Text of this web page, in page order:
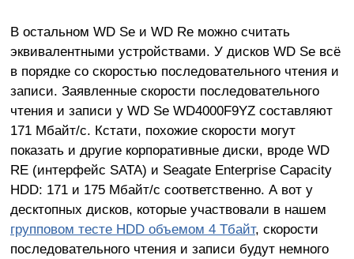
В остальном WD Se и WD Re можно считать
эквивалентными устройствами. У дисков WD Se всё
в порядке со скоростью последовательного чтения и
записи. Заявленные скорости последовательного
чтения и записи у WD Se WD4000F9YZ составляют
171 Мбайт/с. Кстати, похожие скорости могут
показать и другие корпоративные диски, вроде WD
RE (интерфейс SATA) и Seagate Enterprise Capacity
HDD: 171 и 175 Мбайт/с соответственно. А вот у
десктопных дисков, которые участвовали в нашем
групповом тесте HDD объемом 4 Тбайт, скорости
последовательного чтения и записи будут немного